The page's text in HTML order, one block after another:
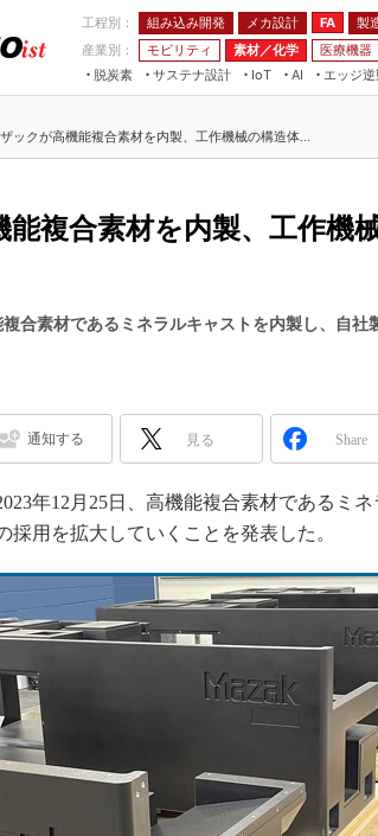
工程別： 組み込み開発 メカ設計 FA 製
産業別：
モビリティ 素材／化学 医療機器
脱炭素
サステナ設計
IoT
つながる工場
AI
AI×設備保全
エッジ
JIMTOF
IIFES
TECHNO-FRONTIER
EdgeTech+
つながるクルマ
VR／AR
フィールドサービ
組み込み画像技
車載ソフト開発
ISO26262
無償設計ツール
3Dプリンタ
デジタルツイン
S＆OP
インダストリー
イノベーション
製造業ビッグデー
メイドインジャ
植物工場
FA
ックが高機能複合素材を内製、工作機械の構造体...
複合素材を内製、工作機
合素材であるミネラルキャストを内製し、自社
通知する 見る Share
年12月25日、高機能複合素材であるミ
採用を拡大していくことを発表した。